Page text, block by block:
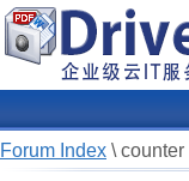
Forum Index \ counter